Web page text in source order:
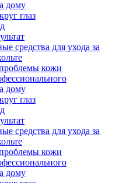
дому
глаз
средства для ухода за
кожи
дому
глаз
средства для ухода за
кожи
дому